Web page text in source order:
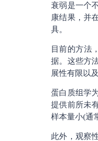
衰弱是一个
康结果，并
具。
目前的方法
据。这些方
展性有限以
蛋白质组学
提供前所未
样本量小(通
此外，观察